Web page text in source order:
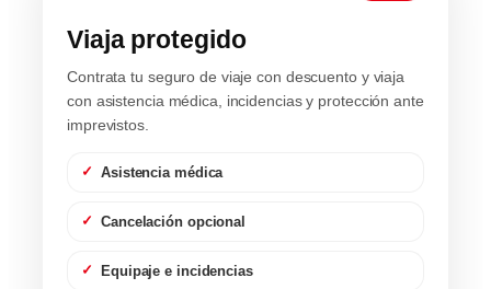
Viaja protegido
Contrata tu seguro de viaje con descuento y viaja
con asistencia médica, incidencias y protección ante
imprevistos.
Asistencia médica
Cancelación opcional
Equipaje e incidencias